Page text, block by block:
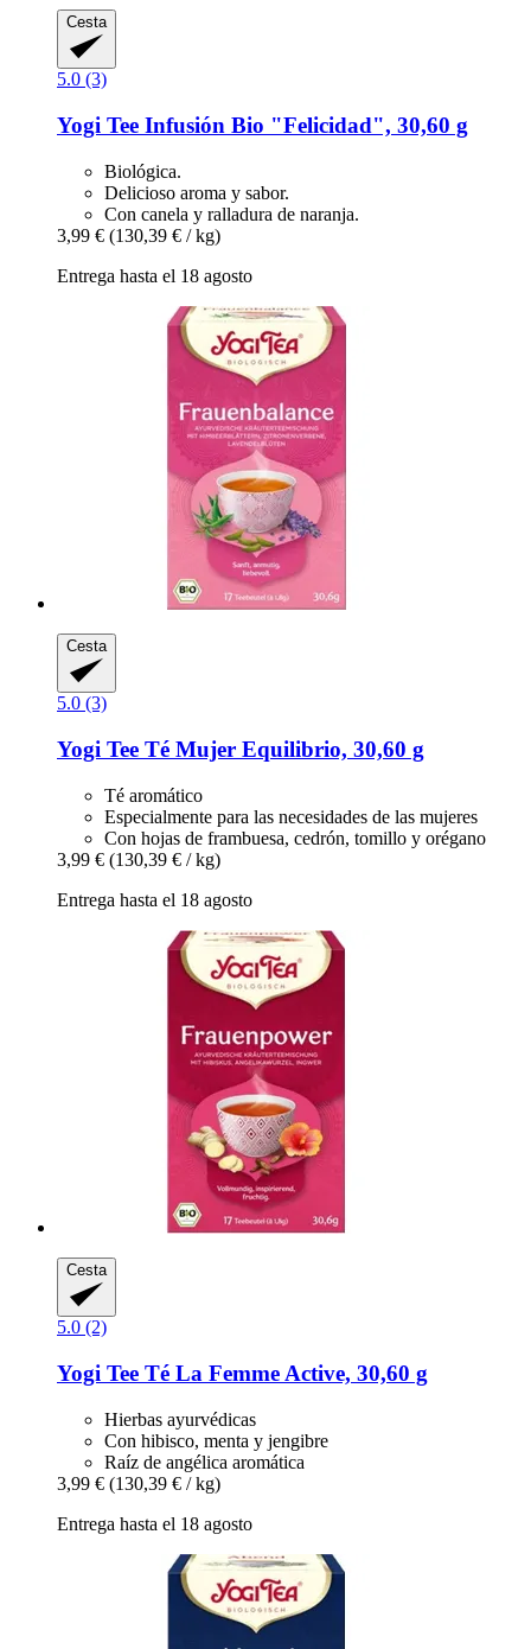
Cesta
5.0 (3)
Yogi Tee Infusión Bio "Felicidad", 30,60 g
Biológica.
Delicioso aroma y sabor.
Con canela y ralladura de naranja.
3,99 € (130,39 € / kg)
Entrega hasta el 18 agosto
Cesta
5.0 (3)
Yogi Tee Té Mujer Equilibrio, 30,60 g
Té aromático
Especialmente para las necesidades de las mujeres
Con hojas de frambuesa, cedrón, tomillo y orégano
3,99 € (130,39 € / kg)
Entrega hasta el 18 agosto
Cesta
5.0 (2)
Yogi Tee Té La Femme Active, 30,60 g
Hierbas ayurvédicas
Con hibisco, menta y jengibre
Raíz de angélica aromática
3,99 € (130,39 € / kg)
Entrega hasta el 18 agosto